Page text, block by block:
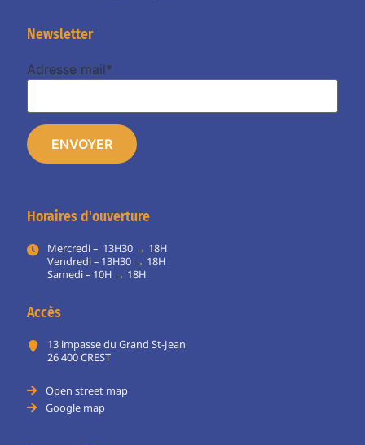
Horaires d'ouverture
Mercredi – 13H30 → 18H
Vendredi – 13H30 → 18H
Samedi – 10H → 18H
Accès
13 impasse du Grand St-Jean
26 400 CREST
Open street map
Google map
Newsletter
Adresse mail*